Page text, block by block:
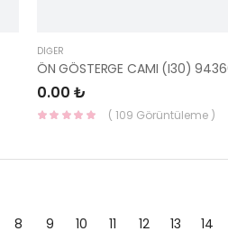
DIĞER
0.00 ₺
( 109 Görüntüleme )
8 9 10 11 12 13 14